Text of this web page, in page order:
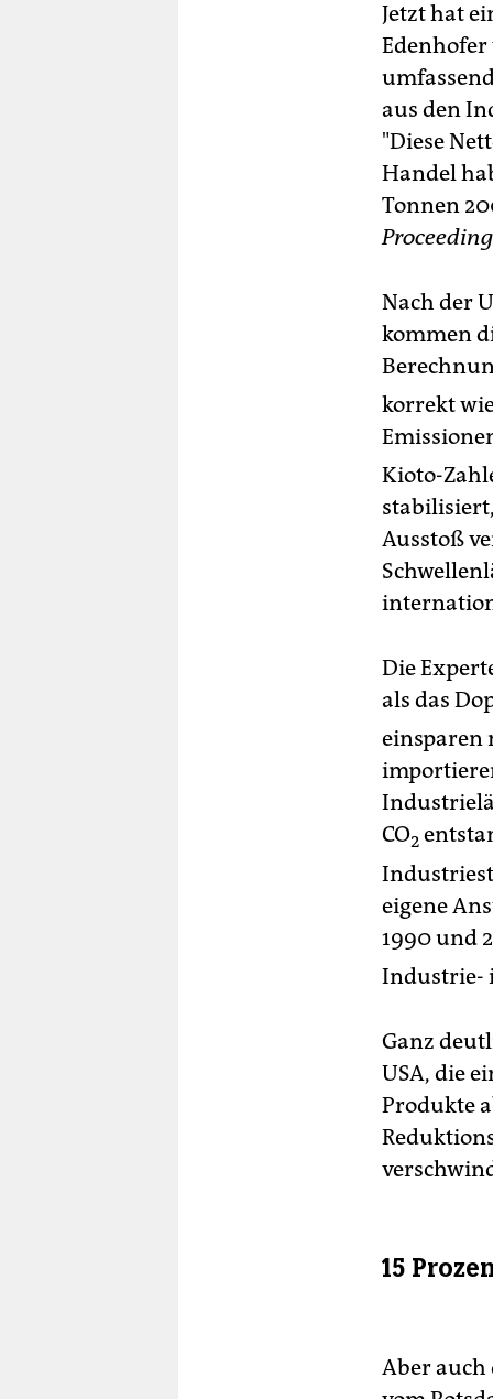
Jetzt hat
aus den
"Diese
Handel
Tonnen
Nach der
kommen
korrekt
Kioto-
Ausstoß
Die
als das
einsparen
CO2
eigene
1990 und
Industrie-
Ganz
USA, die
Produkte
15
Aber auch